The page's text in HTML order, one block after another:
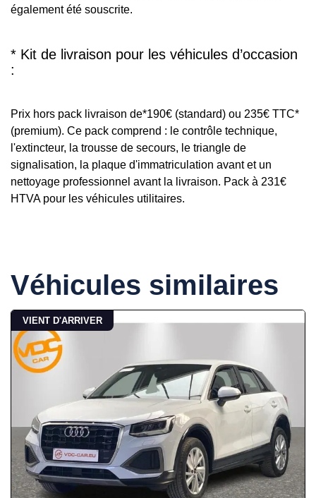
également été souscrite.
* Kit de livraison pour les véhicules d’occasion
:
Prix hors pack livraison de*190€ (standard) ou 235€ TTC*
(premium). Ce pack comprend : le contrôle technique,
l'extincteur, la trousse de secours, le triangle de
signalisation, la plaque d'immatriculation avant et un
nettoyage professionnel avant la livraison. Pack à 231€
HTVA pour les véhicules utilitaires.
Véhicules similaires
VIENT D'ARRIVER